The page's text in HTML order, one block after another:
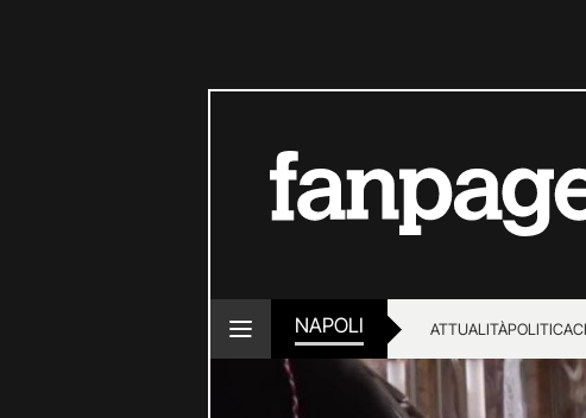
NAPOLI ATTUALITÀPOLITICA